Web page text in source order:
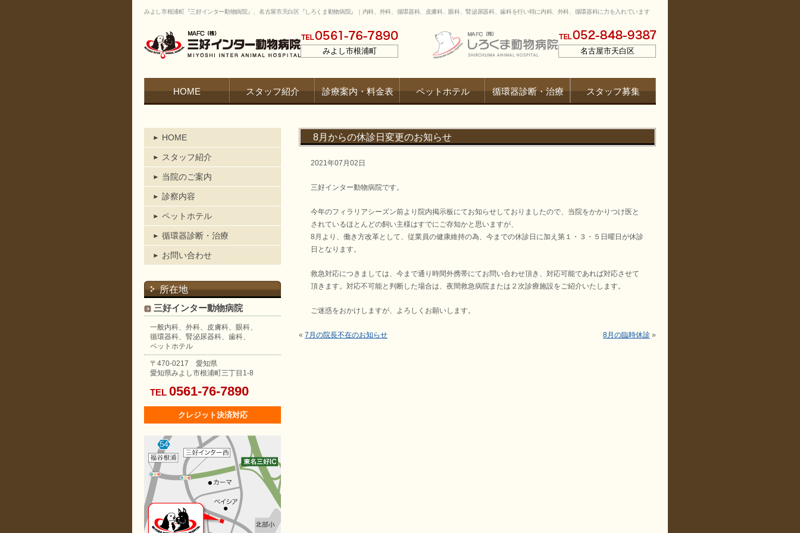
みよし市根浦町 名古屋市天白区
みよし市根浦町『三好インター動物病院』、名古屋市天白区『しろくま動物病院』｜内科、外科、循環器科、皮膚科、眼科、腎泌尿器科、歯科を行い特に内科、外科、循環器科に力を入れています
HOME スタッフ紹介 診療案内・料金表 ペットホテル 循環器診断・治療 スタッフ募集
8月からの休診日変更のお知らせ
2021年07月02日
三好インター動物病院です。
今年のフィラリアシーズン前より院内掲示板にてお知らせしておりましたので、当院をかかりつけ医と
されているほとんどの飼い主様はすでにご存知かと思いますが、
8月より、働き方改革として、従業員の健康維持の為、今までの休診日に加え第１・３・５日曜日が休診
日となります。
救急対応につきましては、今まで通り時間外携帯にてお問い合わせ頂き、対応可能であれば対応させて
頂きます。対応不可能と判断した場合は、夜間救急病院または２次診療施設をご紹介いたします。
ご迷惑をおかけしますが、よろしくお願いします。
« 7月の院長不在のお知らせ 8月の臨時休診 »
HOME
スタッフ紹介
当院のご案内
診察内容
ペットホテル
循環器診断・治療
お問い合わせ
所在地
三好インター動物病院
一般内科、外科、皮膚科、眼科、
循環器科、腎泌尿器科、歯科、
ペットホテル
〒470-0217 愛知県
愛知県みよし市根浦町三丁目1-8
TEL 0561-76-7890
クレジット決済対応